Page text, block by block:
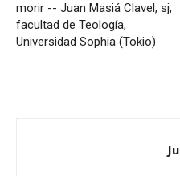
morir -- Juan Masiá Clavel, sj,
facultad de Teología,
Universidad Sophia (Tokio)